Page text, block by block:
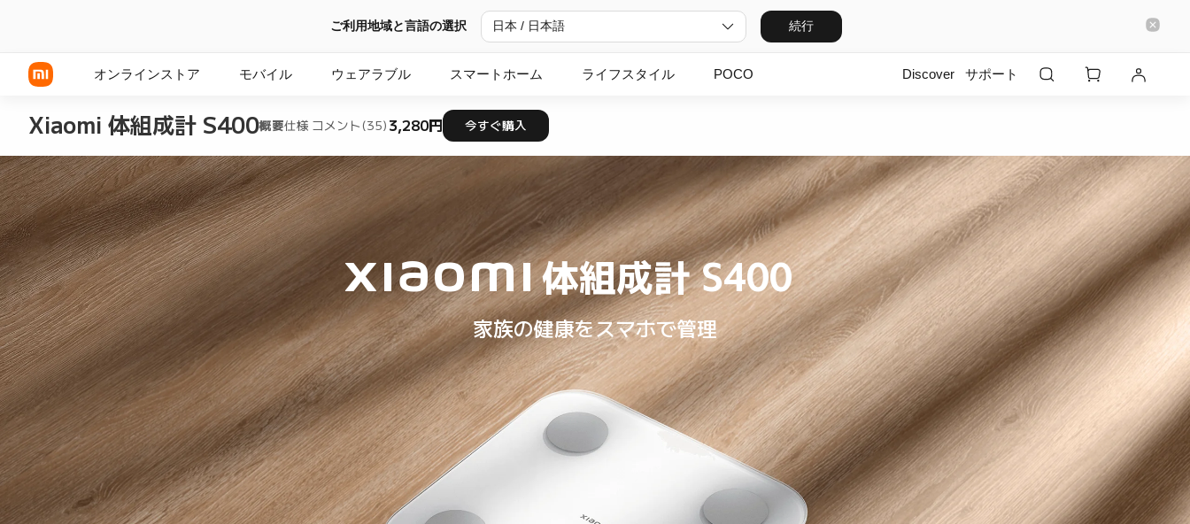
ご利用地域と言語の選択 日本 / 日本語 続行
オンラインストア モバイル
Xiaomi シリーズ
REDMI シリーズ
POCOシリーズ
ウェアラブル スマートホーム ライフスタイル POCO Discover サポート
Xiaomi 体組成計 S400概要仕様 コメント(35) 3,280円 今すぐ購入
Xiaomi 体組成計 S400
家族の健康をスマホで管理